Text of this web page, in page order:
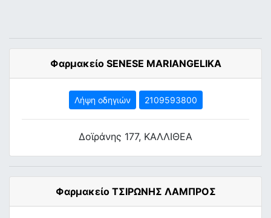
Φαρμακείο SENESE MARIANGELIKA
Λήψη οδηγιών 2109593800
Δοϊράνης 177, ΚΑΛΛΙΘΕΑ
Φαρμακείο ΤΣΙΡΩΝΗΣ ΛΑΜΠΡΟΣ